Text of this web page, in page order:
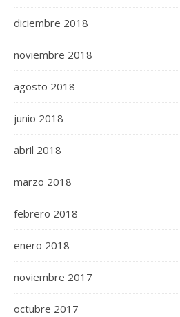
diciembre 2018
noviembre 2018
agosto 2018
junio 2018
abril 2018
marzo 2018
febrero 2018
enero 2018
noviembre 2017
octubre 2017